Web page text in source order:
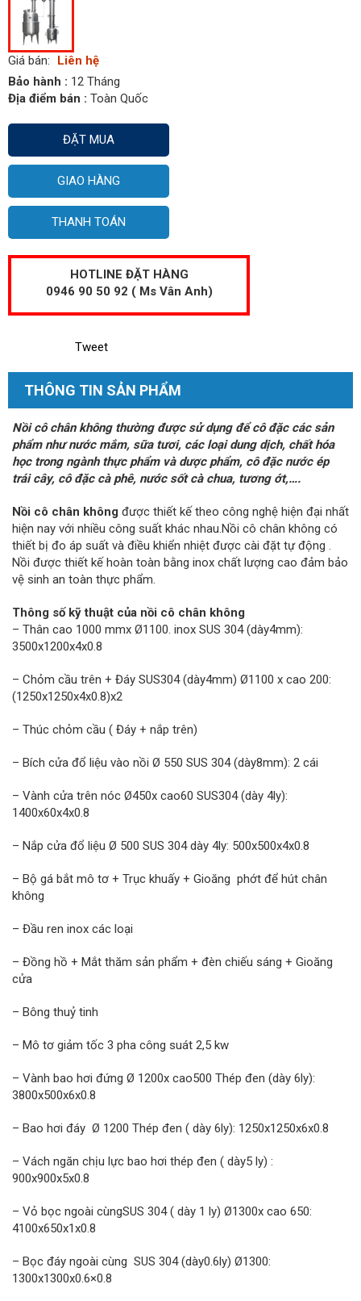
Giá bán:
Liên hệ
Bảo hành : 12 Tháng
Địa điểm bán : Toàn Quốc
ĐẶT MUA
GIAO HÀNG
THANH TOÁN
HOTLINE ĐẶT HÀNG
0946 90 50 92 ( Ms Vân Anh)
Tweet
THÔNG TIN SẢN PHẨM
Nồi cô chân không thường được sử dụng để cô đặc các sản
phẩm như nước mắm, sữa tươi, các loại dung dịch, chất hóa
học trong ngành thực phẩm và dược phẩm, cô đặc nước ép
trái cây, cô đặc cà phê, nước sốt cà chua, tương ớt,….
Nồi cô chân không được thiết kế theo công nghệ hiện đại nhất
hiện nay với nhiều công suất khác nhau.Nồi cô chân không có
thiết bị đo áp suất và điều khiển nhiệt được cài đặt tự động .
Nồi được thiết kế hoàn toàn bằng inox chất lượng cao đảm bảo
vệ sinh an toàn thực phẩm.
Thông số kỹ thuật của nồi cô chân không
– Thân cao 1000 mmx Ø1100. inox SUS 304 (dày4mm):
3500x1200x4x0.8
– Chỏm cầu trên + Đáy SUS304 (dày4mm) Ø1100 x cao 200:
(1250x1250x4x0.8)x2
– Thúc chỏm cầu ( Đáy + nắp trên)
– Bích cửa đổ liệu vào nồi Ø 550 SUS 304 (dày8mm): 2 cái
– Vành cửa trên nóc Ø450x cao60 SUS304 (dày 4ly):
1400x60x4x0.8
– Nắp cửa đổ liệu Ø 500 SUS 304 dày 4ly: 500x500x4x0.8
– Bộ gá bắt mô tơ + Trục khuấy + Gioăng phớt để hút chân
không
– Đầu ren inox các loại
– Đồng hồ + Mắt thăm sản phẩm + đèn chiếu sáng + Gioăng
cửa
– Bông thuỷ tinh
– Mô tơ giảm tốc 3 pha công suát 2,5 kw
– Vành bao hơi đứng Ø 1200x cao500 Thép đen (dày 6ly):
3800x500x6x0.8
– Bao hơi đáy Ø 1200 Thép đen ( dày 6ly): 1250x1250x6x0.8
– Vách ngăn chịu lực bao hơi thép đen ( dày5 ly) :
900x900x5x0.8
– Vỏ bọc ngoài cùngSUS 304 ( dày 1 ly) Ø1300x cao 650:
4100x650x1x0.8
– Bọc đáy ngoài cùng SUS 304 (dày0.6ly) Ø1300:
1300x1300x0.6×0.8